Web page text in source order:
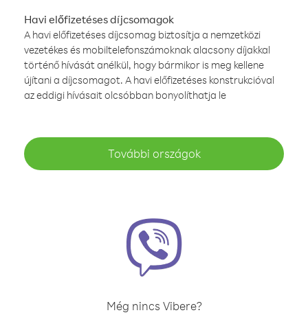
Havi előfizetéses díjcsomagok
A havi előfizetéses díjcsomag biztosítja a nemzetközi
vezetékes és mobiltelefonszámoknak alacsony díjakkal
történő hívását anélkül, hogy bármikor is meg kellene
újítani a díjcsomagot. A havi előfizetéses konstrukcióval
az eddigi hívásait olcsóbban bonyolíthatja le
További országok
Még nincs Vibere?